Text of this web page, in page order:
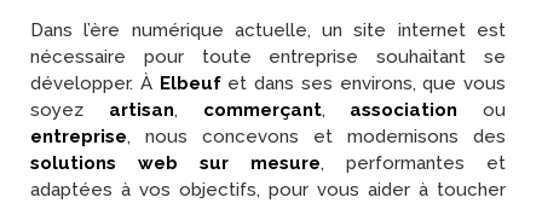
Dans l’ère numérique actuelle, un site internet est
nécessaire pour toute entreprise souhaitant se
développer. À Elbeuf et dans ses environs, que vous
soyez artisan, commerçant, association ou
entreprise, nous concevons et modernisons des
solutions web sur mesure, performantes et
adaptées à vos objectifs, pour vous aider à toucher